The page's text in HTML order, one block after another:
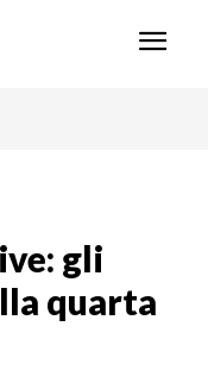
gli
quarta